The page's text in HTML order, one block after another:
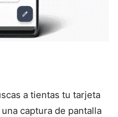
a tientas tu tarjeta
captura de pantalla